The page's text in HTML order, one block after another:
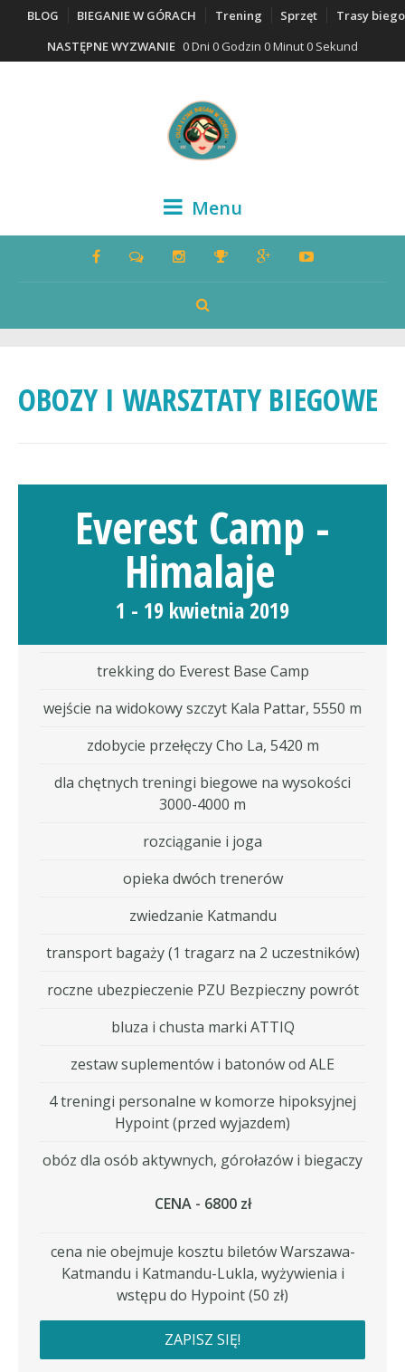
BLOG BIEGANIE W GÓRACH Trening Sprzęt
Trasy
NASTĘPNE WYZWANIE 0 Dni 0 Godzin 0 Minut 0 Sekund
Menu
OBOZY I WARSZTATY BIEGOWE
Everest Camp -
Himalaje
1 - 19 kwietnia 2019
trekking do Everest Base Camp
wejście na widokowy szczyt Kala Pattar, 5550 m
zdobycie przełęczy Cho La, 5420 m
dla chętnych treningi biegowe na wysokości
3000-4000 m
rozciąganie i joga
opieka dwóch trenerów
zwiedzanie Katmandu
transport bagaży (1 tragarz na 2 uczestników)
roczne ubezpieczenie PZU Bezpieczny powrót
bluza i chusta marki ATTIQ
zestaw suplementów i batonów od ALE
4 treningi personalne w komorze hipoksyjnej
Hypoint (przed wyjazdem)
obóz dla osób aktywnych, górołazów i biegaczy
CENA - 6800 zł
cena nie obejmuje kosztu biletów Warszawa-
Katmandu i Katmandu-Lukla, wyżywienia i
wstępu do Hypoint (50 zł)
ZAPISZ SIĘ!